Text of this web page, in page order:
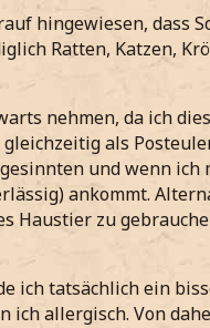
hingewiesen, dass
Ratten, Katzen,
nehmen, da ich
als
und wenn ich
ankommt.
Haustier zu
ich tatsächlich ein
ich allergisch. Von